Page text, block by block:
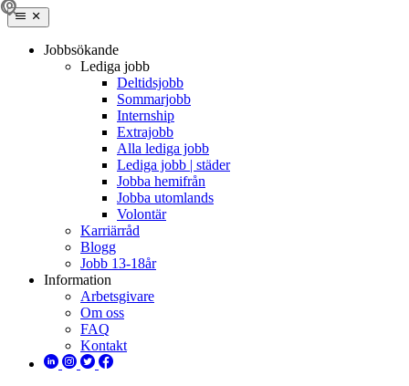
Jobbsökande
Lediga jobb
Deltidsjobb
Sommarjobb
Internship
Extrajobb
Alla lediga jobb
Lediga jobb | städer
Jobba hemifrån
Jobba utomlands
Volontär
Karriärråd
Blogg
Jobb 13-18år
Information
Arbetsgivare
Om oss
FAQ
Kontakt